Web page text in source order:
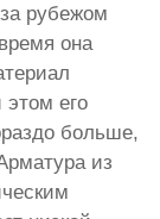
рубежом
она
его
больше,
из